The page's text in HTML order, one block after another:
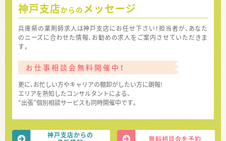
神戸支店からの メッセージ
兵庫県の薬剤師求人は神戸支店にお任せ下さい！担当者が、あなた
のニーズに合わせた情報、お勧めの求人をご案内させていただきま
す。
お仕事相談会無料開催中！
更に、お忙しい方やキャリアの棚卸がしたい方に朗報!
エリアを熟知したコンサルタントによる、
“出張”個別相談サービスも同時開催中です。
神戸支店からの
無料相談会を予約